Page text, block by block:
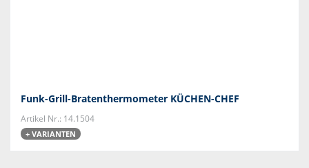
Funk-Grill-Bratenthermometer KÜCHEN-CHEF
Artikel Nr.: 14.1504
+ VARIANTEN